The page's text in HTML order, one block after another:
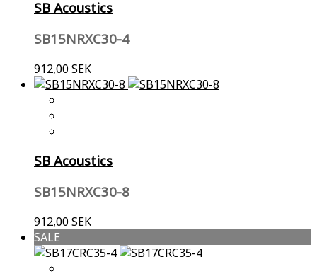
SB Acoustics
SB15NRXC30-4
912,00 SEK
SB Acoustics
SB15NRXC30-8
912,00 SEK
SALE